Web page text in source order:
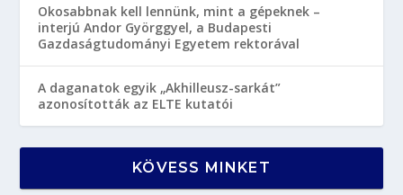
Okosabbnak kell lennünk, mint a gépeknek –
interjú Andor Györggyel, a Budapesti
Gazdaságtudományi Egyetem rektorával
A daganatok egyik „Akhilleusz-sarkát”
azonosították az ELTE kutatói
KÖVESS MINKET